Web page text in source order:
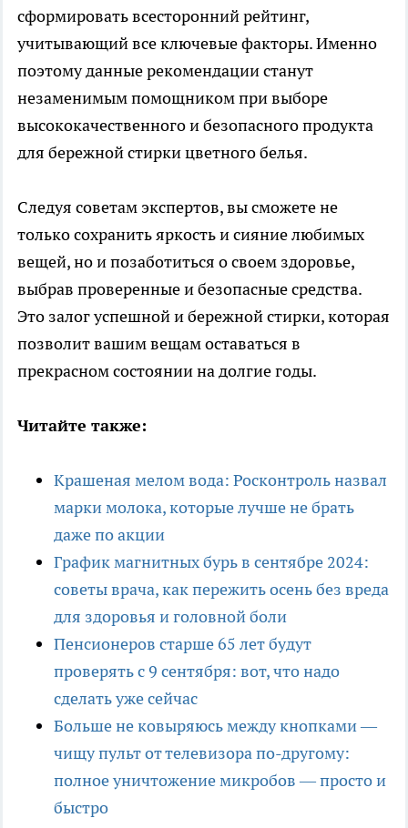
сформировать всесторонний рейтинг,
учитывающий все ключевые факторы. Именно
поэтому данные рекомендации станут
незаменимым помощником при выборе
высококачественного и безопасного продукта
для бережной стирки цветного белья.
Следуя советам экспертов, вы сможете не
только сохранить яркость и сияние любимых
вещей, но и позаботиться о своем здоровье,
выбрав проверенные и безопасные средства.
Это залог успешной и бережной стирки, которая
позволит вашим вещам оставаться в
прекрасном состоянии на долгие годы.
Читайте также:
Крашеная мелом вода: Росконтроль назвал
марки молока, которые лучше не брать
даже по акции
График магнитных бурь в сентябре 2024:
советы врача, как пережить осень без вреда
для здоровья и головной боли
Пенсионеров старше 65 лет будут
проверять с 9 сентября: вот, что надо
сделать уже сейчас
Больше не ковыряюсь между кнопками —
чищу пульт от телевизора по-другому:
полное уничтожение микробов — просто и
быстро